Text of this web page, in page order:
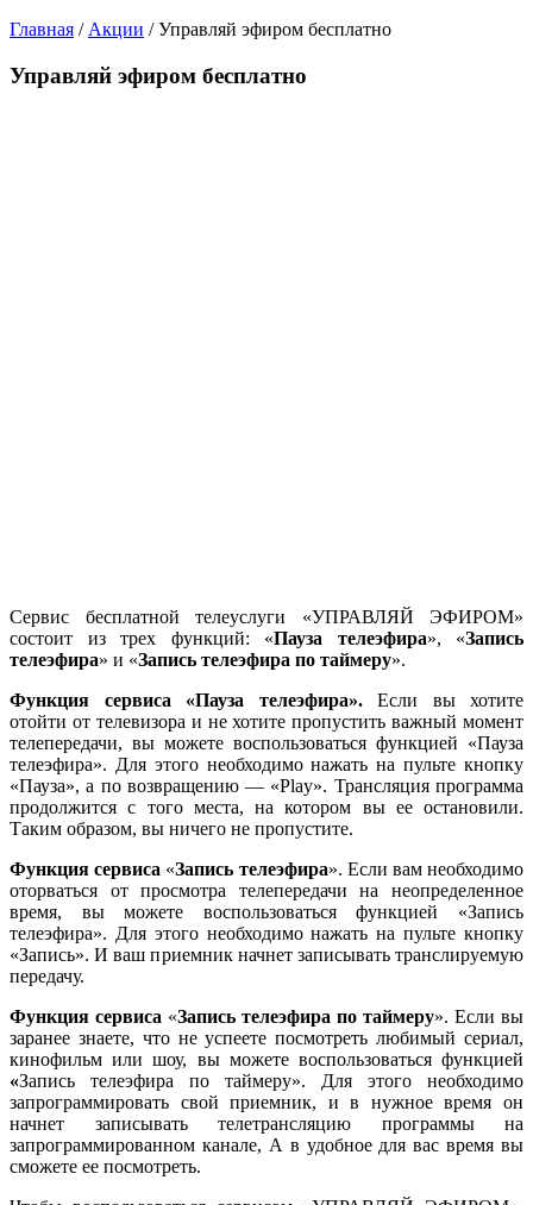
Главная / Акции /Управляй эфиром бесплатно
Управляй эфиром бесплатно
Сервис бесплатной телеуслуги «УПРАВЛЯЙ ЭФИРОМ»
состоит из трех функций: «Пауза телеэфира», «Запись
телеэфира» и «Запись телеэфира по таймеру».
Функция сервиса «Пауза телеэфира».Если вы хотите
отойти от телевизора и не хотите пропустить важный момент
телепередачи, вы можете воспользоваться функцией «Пауза
телеэфира». Для этого необходимо нажать на пульте кнопку
«Пауза», а по возвращению — «Play». Трансляция программа
продолжится с того места, на котором вы ее остановили.
Таким образом, вы ничего не пропустите.
Функция сервиса «Запись телеэфира». Если вам необходимо
оторваться от просмотра телепередачи на неопределенное
время, вы можете воспользоваться функцией «Запись
телеэфира». Для этого необходимо нажать на пульте кнопку
«Запись». И ваш приемник начнет записывать транслируемую
передачу.
Функция сервиса «Запись телеэфира по таймеру». Если вы
заранее знаете, что не успеете посмотреть любимый сериал,
кинофильм или шоу, вы можете воспользоваться функцией
«Запись телеэфира по таймеру». Для этого необходимо
запрограммировать свой приемник, и в нужное время он
начнет записывать телетрансляцию программы на
запрограммированном канале, А в удобное для вас время вы
сможете ее посмотреть.